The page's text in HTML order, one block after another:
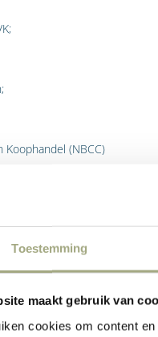
Toestemming
maakt gebruik van
cookies om content
Koophandel (NBCC)
Engelse Kamer van
markt.
Brits-
British desk dan kunt u